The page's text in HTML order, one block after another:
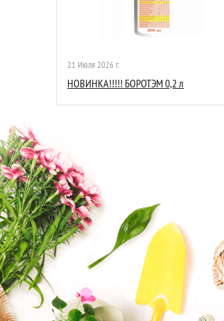
21 Июля 2026 г.
НОВИНКА!!!!! БОРОТЭМ 0,2 л